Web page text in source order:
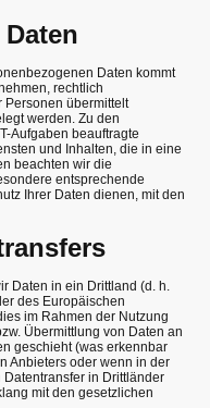
Daten kommt
rechtlich
übermittelt
werden. Zu den
Aufgaben beauftragte
und Inhalten, die in eine
beachten wir die
entsprechende
Ihrer Daten dienen, mit den
Daten in ein Drittland (d. h.
des Europäischen
im Rahmen der Nutzung
Übermittlung von Daten an
geschieht (was erkennbar
Anbieters oder wenn in der
in Drittländer
mit den gesetzlichen